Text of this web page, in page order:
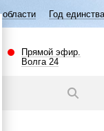
народов России
Прямой эфир.
Волга 24